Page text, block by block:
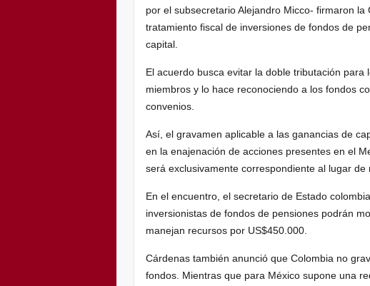
por el subsecretario Alejandro Micco- firmaron
tratamiento fiscal de inversiones de fondos de
capital.
El acuerdo busca evitar la doble tributación
miembros y lo hace reconociendo a los fondos
convenios.
Así, el gravamen aplicable a las ganancias de
en la enajenación de acciones presentes en el
será exclusivamente correspondiente al lugar de
En el encuentro, el secretario de Estado
inversionistas de fondos de pensiones podrán
manejan recursos por US$450.000.
Cárdenas también anunció que Colombia no
fondos. Mientras que para México supone una